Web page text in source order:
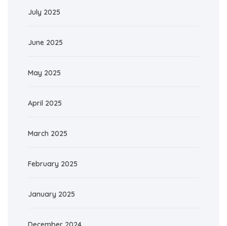
July 2025
June 2025
May 2025
April 2025
March 2025
February 2025
January 2025